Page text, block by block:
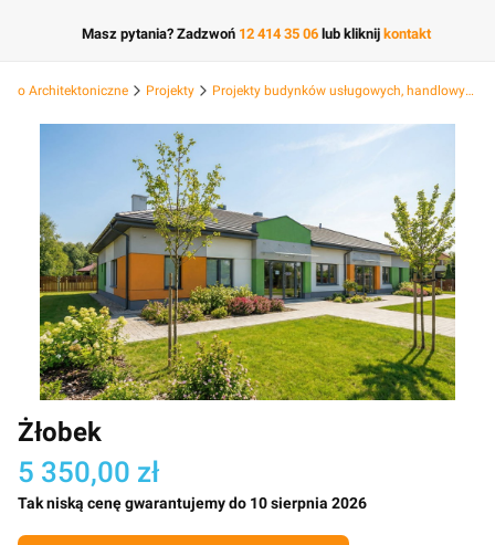
Masz pytania? Zadzwoń 12 414 35 06 lub kliknij kontakt
Architektoniczne Projekty Projekty budynków usługowych, handlowych hotelowych, deweloperskich i hal
Żłobek
5 350,00 zł
Tak niską cenę gwarantujemy do 10 sierpnia 2026